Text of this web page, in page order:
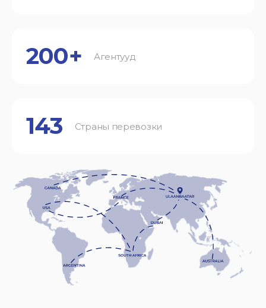
200+ Агентууд
143 Страны перевозки